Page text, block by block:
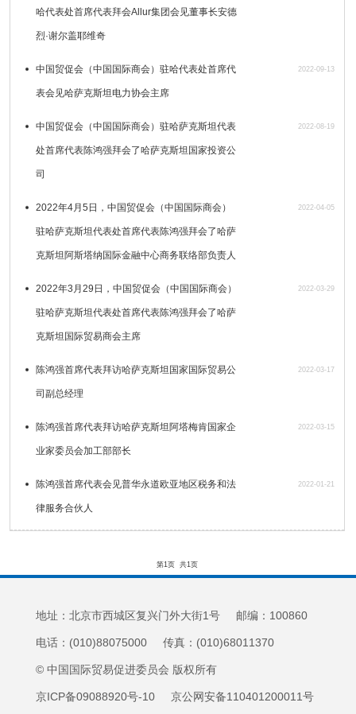
哈代表处首席代表拜会Allur集团会见董事长安德
烈·谢尔盖耶维奇
中国贸促会（中国国际商会）驻哈代表处首席代
表会见哈萨克斯坦电力协会主席
2022-09-13
中国贸促会（中国国际商会）驻哈萨克斯坦代表
处首席代表陈鸿强拜会了哈萨克斯坦国家投资公
司
2022-08-19
2022年4月5日，中国贸促会（中国国际商会）
驻哈萨克斯坦代表处首席代表陈鸿强拜会了哈萨
克斯坦阿斯塔纳国际金融中心商务联络部负责人
2022-04-05
2022年3月29日，中国贸促会（中国国际商会）
驻哈萨克斯坦代表处首席代表陈鸿强拜会了哈萨
克斯坦国际贸易商会主席
2022-03-29
陈鸿强首席代表拜访哈萨克斯坦国家国际贸易公
司副总经理
2022-03-17
陈鸿强首席代表拜访哈萨克斯坦阿塔梅肯国家企
业家委员会加工部部长
2022-03-15
陈鸿强首席代表会见普华永道欧亚地区税务和法
律服务合伙人
2022-01-21
第1页 共1页
地址：北京市西城区复兴门外大街1号 邮编：100860
电话：(010)88075000 传真：(010)68011370
© 中国国际贸易促进委员会 版权所有
京ICP备09088920号-10 京公网安备110401200011号